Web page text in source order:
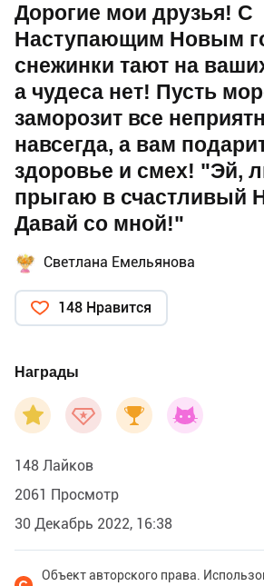
Дорогие мои друзья! С
Наступающим Новым
снежинки тают на
а чудеса нет! Пусть
заморозит все
навсегда, а вам
здоровье и смех! "Эй,
прыгаю в счастливый
Давай со мной!"
Светлана Емельянова
148 Нравится
Награды
148 Лайков
2061 Просмотр
30 Декабрь 2022, 16:38
Объект авторского права.